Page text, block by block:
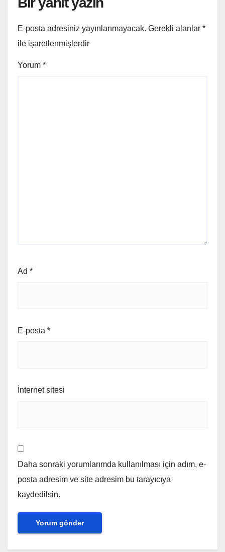
E-posta adresiniz yayınlanmayacak. Gerekli alanlar *
ile işaretlenmişlerdir
Yorum *
Ad *
E-posta *
İnternet sitesi
Daha sonraki yorumlarımda kullanılması için adım, e-
posta adresim ve site adresim bu tarayıcıya
kaydedilsin.